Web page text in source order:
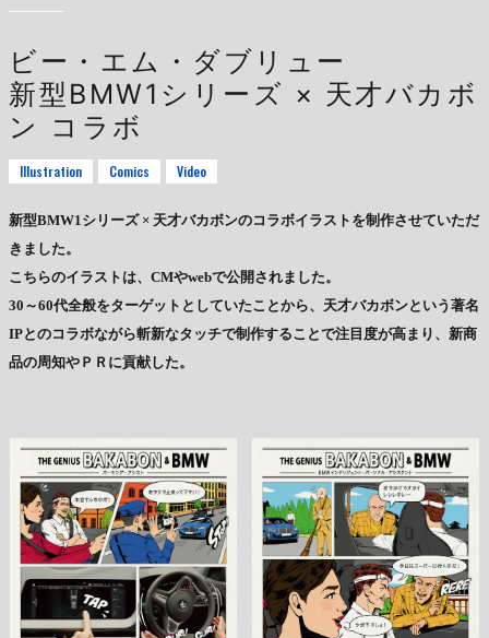
ビー・エム・ダブリュー
新型BMW1シリーズ × 天才バカボ
ン コラボ
Illustration Comics Video
新型BMW1シリーズ × 天才バカボンのコラボイラストを制作させていただ
きました。
こちらのイラストは、CMやwebで公開されました。
30～60代全般をターゲットとしていたことから、天才バカボンという著名
IPとのコラボながら斬新なタッチで制作することで注目度が高まり、新商
品の周知やＰＲに貢献した。